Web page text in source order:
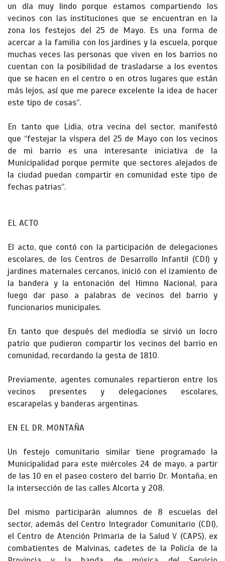
un día muy lindo porque estamos compartiendo los
vecinos con las instituciones que se encuentran en la
zona los festejos del 25 de Mayo. Es una forma de
acercar a la familia con los jardines y la escuela, porque
muchas veces las personas que viven en los barrios no
cuentan con la posibilidad de trasladarse a los eventos
que se hacen en el centro o en otros lugares que están
más lejos, así que me parece excelente la idea de hacer
este tipo de cosas”.
En tanto que Lidia, otra vecina del sector, manifestó
que “festejar la víspera del 25 de Mayo con los vecinos
de mi barrio es una interesante iniciativa de la
Municipalidad porque permite que sectores alejados de
la ciudad puedan compartir en comunidad este tipo de
fechas patrias”.
EL ACTO
El acto, que contó con la participación de delegaciones
escolares, de los Centros de Desarrollo Infantil (CDI) y
jardines maternales cercanos, inició con el izamiento de
la bandera y la entonación del Himno Nacional, para
luego dar paso a palabras de vecinos del barrio y
funcionarios municipales.
En tanto que después del mediodía se sirvió un locro
patrio que pudieron compartir los vecinos del barrio en
comunidad, recordando la gesta de 1810.
Previamente, agentes comunales repartieron entre los
vecinos presentes y delegaciones escolares,
escarapelas y banderas argentinas.
EN EL DR. MONTAÑA
Un festejo comunitario similar tiene programado la
Municipalidad para este miércoles 24 de mayo, a partir
de las 10 en el paseo costero del barrio Dr. Montaña, en
la intersección de las calles Alcorta y 208.
Del mismo participarán alumnos de 8 escuelas del
sector, además del Centro Integrador Comunitario (CDI),
el Centro de Atención Primaria de la Salud V (CAPS), ex
combatientes de Malvinas, cadetes de la Policía de la